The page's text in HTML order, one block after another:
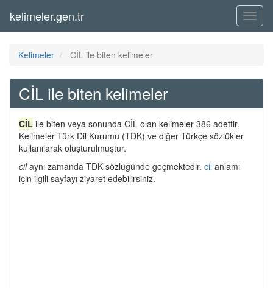
Menü
kelimeler.gen.tr
Kelimeler CİL ile biten kelimeler
CİL ile biten kelimeler
CİL ile biten veya sonunda CİL olan kelimeler 386 adettir.
Kelimeler Türk Dil Kurumu (TDK) ve diğer Türkçe sözlükler
kullanılarak oluşturulmuştur.
cilaynı zamanda TDK sözlüğünde geçmektedir. cil anlamı
için ilgili sayfayı ziyaret edebilirsiniz.